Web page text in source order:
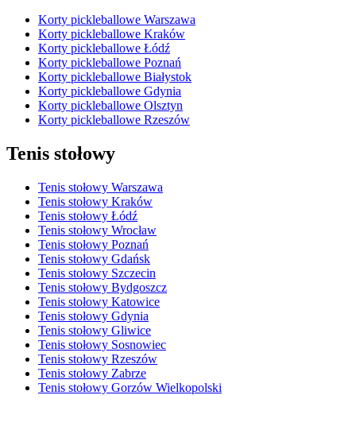
Korty pickleballowe Warszawa
Korty pickleballowe Kraków
Korty pickleballowe Łódź
Korty pickleballowe Poznań
Korty pickleballowe Białystok
Korty pickleballowe Gdynia
Korty pickleballowe Olsztyn
Korty pickleballowe Rzeszów
Tenis stołowy
Tenis stołowy Warszawa
Tenis stołowy Kraków
Tenis stołowy Łódź
Tenis stołowy Wrocław
Tenis stołowy Poznań
Tenis stołowy Gdańsk
Tenis stołowy Szczecin
Tenis stołowy Bydgoszcz
Tenis stołowy Katowice
Tenis stołowy Gdynia
Tenis stołowy Gliwice
Tenis stołowy Sosnowiec
Tenis stołowy Rzeszów
Tenis stołowy Zabrze
Tenis stołowy Gorzów Wielkopolski